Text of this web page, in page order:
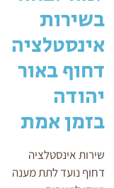
בשירות
אינסטלציה
דחוף באור
יהודה
בזמן אמת
שירות אינסטלציה
דחוף נועד לתת מענה